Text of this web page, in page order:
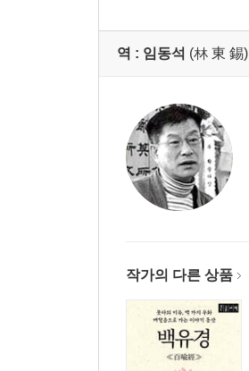
역 : 임동석 (林 東 錫)
작가의 다른 상품